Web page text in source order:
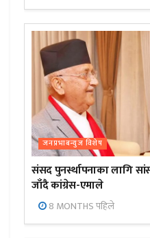
जनप्रभाबन्युज विशेष
संसद पुनर्स्थापनाका लागि
जाँदै कांग्रेस-एमाले
8 MONTHS पहिले